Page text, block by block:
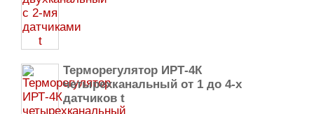
Терморегулятор ИРТ-4К
четырехканальный от 1 до 4-х
датчиков t